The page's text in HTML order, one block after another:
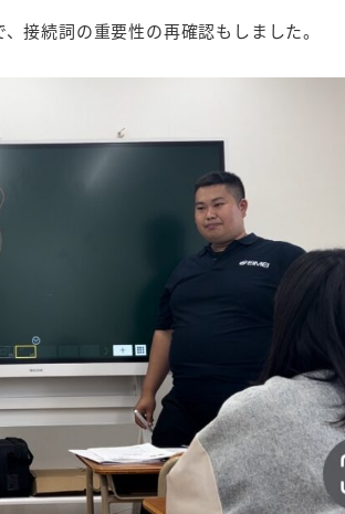
接続詞の重要性の再確認もしました。